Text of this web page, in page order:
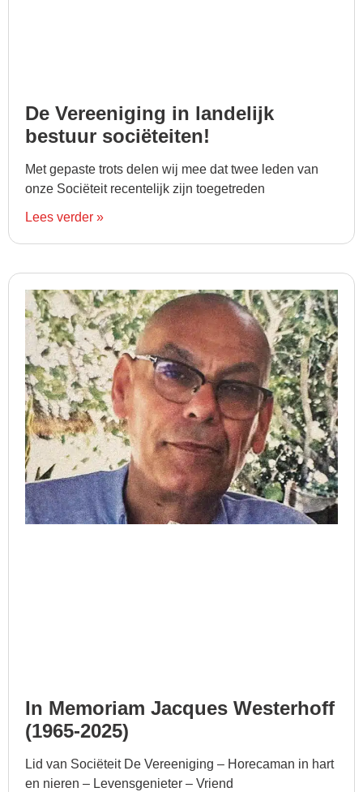
De Vereeniging in landelijk
bestuur sociëteiten!
Met gepaste trots delen wij mee dat twee leden van
onze Sociëteit recentelijk zijn toegetreden
Lees verder »
In Memoriam Jacques Westerhoff
(1965-2025)
Lid van Sociëteit De Vereeniging – Horecaman in hart
en nieren – Levensgenieter – Vriend